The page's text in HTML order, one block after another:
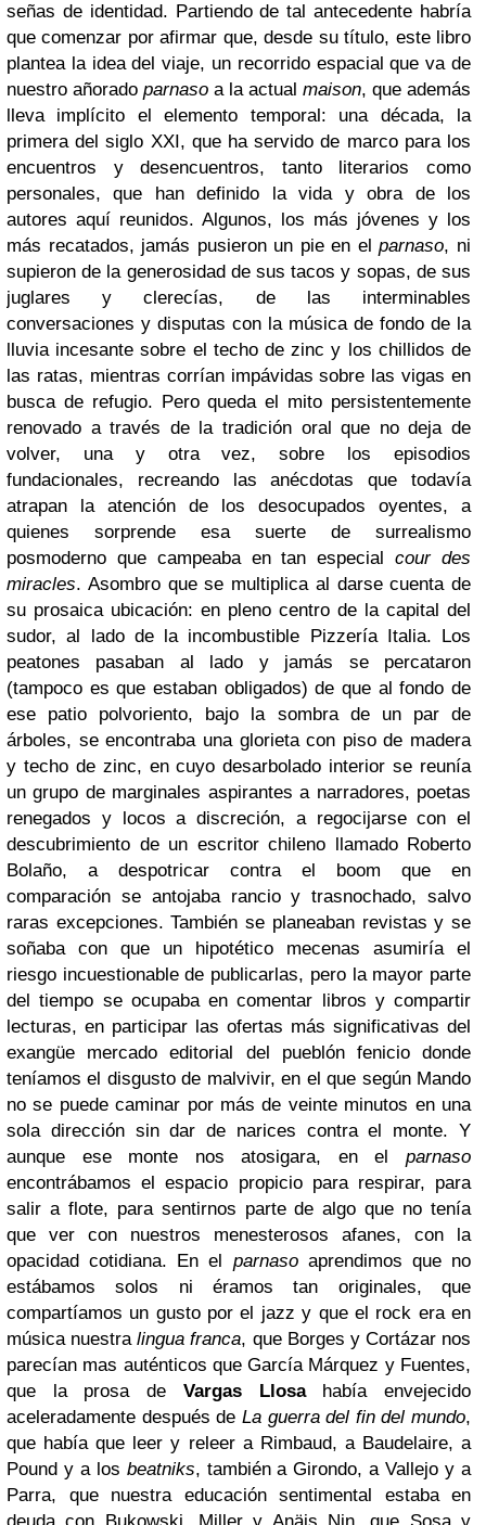
señas de identidad. Partiendo de tal antecedente habría
que comenzar por afirmar que, desde su título, este libro
plantea la idea del viaje, un recorrido espacial que va de
nuestro añorado parnaso a la actual maison, que además
lleva implícito el elemento temporal: una década, la
primera del siglo XXI, que ha servido de marco para los
encuentros y desencuentros, tanto literarios como
personales, que han definido la vida y obra de los
autores aquí reunidos. Algunos, los más jóvenes y los
más recatados, jamás pusieron un pie en elparnaso, ni
supieron de la generosidad de sus tacos y sopas, de sus
juglares y clerecías, de las interminables
conversaciones y disputas con la música de fondo de la
lluvia incesante sobre el techo de zinc y los chillidos de
las ratas, mientras corrían impávidas sobre las vigas en
busca de refugio. Pero queda el mito persistentemente
renovado a través de la tradición oral que no deja de
volver, una y otra vez, sobre los episodios
fundacionales, recreando las anécdotas que todavía
atrapan la atención de los desocupados oyentes, a
quienes sorprende esa suerte de surrealismo
posmoderno que campeaba en tan especialcour des
miracles. Asombro que se multiplica al darse cuenta de
su prosaica ubicación: en pleno centro de la capital del
sudor, al lado de la incombustible Pizzería Italia. Los
peatones pasaban al lado y jamás se percataron
(tampoco es que estaban obligados) de que al fondo de
ese patio polvoriento, bajo la sombra de un par de
árboles, se encontraba una glorieta con piso de madera
y techo de zinc, en cuyo desarbolado interior se reunía
un grupo de marginales aspirantes a narradores, poetas
renegados y locos a discreción, a regocijarse con el
descubrimiento de un escritor chileno llamado Roberto
Bolaño, a despotricar contra el boom que en
comparación se antojaba rancio y trasnochado, salvo
raras excepciones. También se planeaban revistas y se
soñaba con que un hipotético mecenas asumiría el
riesgo incuestionable de publicarlas, pero la mayor parte
del tiempo se ocupaba en comentar libros y compartir
lecturas, en participar las ofertas más significativas del
exangüe mercado editorial del pueblón fenicio donde
teníamos el disgusto de malvivir, en el que según Mando
no se puede caminar por más de veinte minutos en una
sola dirección sin dar de narices contra el monte. Y
aunque ese monte nos atosigara, en el parnaso
encontrábamos el espacio propicio para respirar, para
salir a flote, para sentirnos parte de algo que no tenía
que ver con nuestros menesterosos afanes, con la
opacidad cotidiana. En el parnasoaprendimos que no
estábamos solos ni éramos tan originales, que
compartíamos un gusto por el jazz y que el rock era en
música nuestralingua franca, que Borges y Cortázar nos
parecían mas auténticos que García Márquez y Fuentes,
que la prosa de Vargas Llosahabía envejecido
aceleradamente después de La guerra del fin del mundo,
que había que leer y releer a Rimbaud, a Baudelaire, a
Pound y a los beatniks, también a Girondo, a Vallejo y a
Parra, que nuestra educación sentimental estaba en